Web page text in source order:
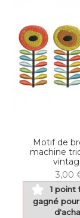
Motif de
machine
3,00
1 point
gagné pour